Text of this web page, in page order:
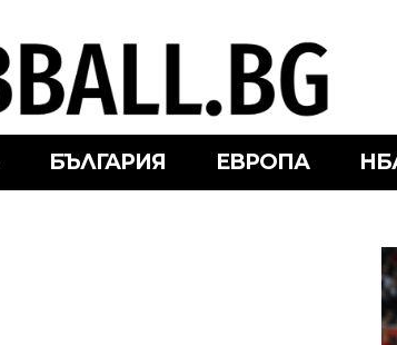
БЪЛГАРИЯ ЕВРОПА